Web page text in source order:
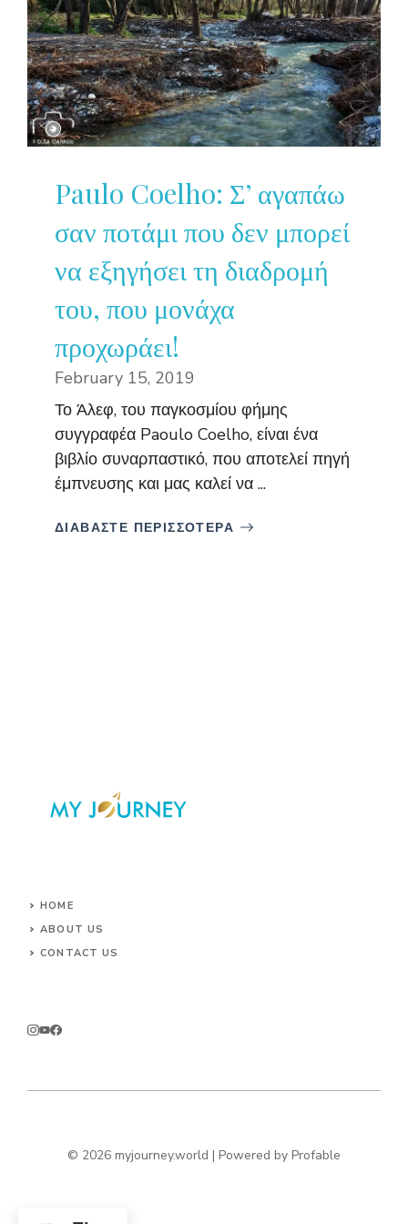
Paulo Coelho: Σ’ αγαπάω
σαν ποτάμι που δεν μπορεί
να εξηγήσει τη διαδρομή
του, που μονάχα
προχωράει!
February 15, 2019
Το Άλεφ, του παγκοσμίου φήμης
συγγραφέα Paoulo Coelho, είναι ένα
βιβλίο συναρπαστικό, που αποτελεί πηγή
έμπνευσης και μας καλεί να ...
ΔΙΑΒΑΣΤΕ ΠΕΡΙΣΣΟΤΕΡΑ
HOME
ABOUT US
CONTACT US
© 2026 myjourney.world | Powered by Profable